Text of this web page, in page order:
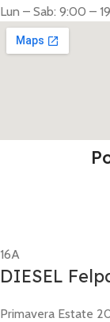
Lun – Sab: 9:00 –
16A
DIESEL
Primavera Estate